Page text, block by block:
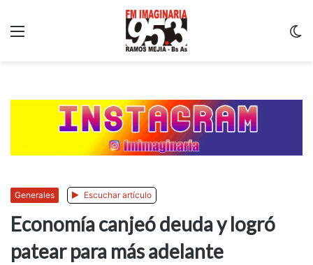
Generales Escuchar artículo
Economía canjeó deuda y logró
patear para más adelante